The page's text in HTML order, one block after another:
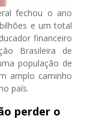
fechou o ano
e um total
financeiro
Brasileira de
população de
amplo caminho
país.
perder o